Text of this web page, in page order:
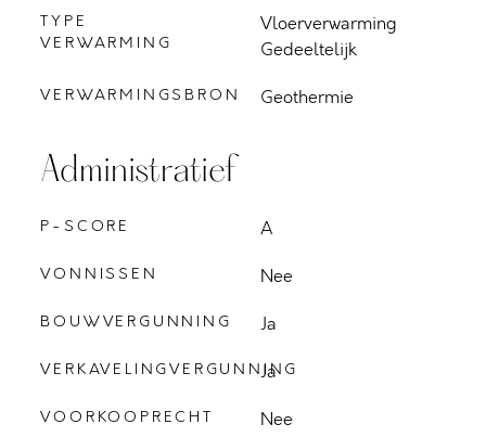
TYPE
VERWARMING
Vloerverwarming
Gedeeltelijk
VERWARMINGSBRON Geothermie
Administratief
P-SCORE A
VONNISSEN Nee
BOUWVERGUNNING Ja
VERKAVELINGVERGUNNING
Ja
VOORKOOPRECHT Nee